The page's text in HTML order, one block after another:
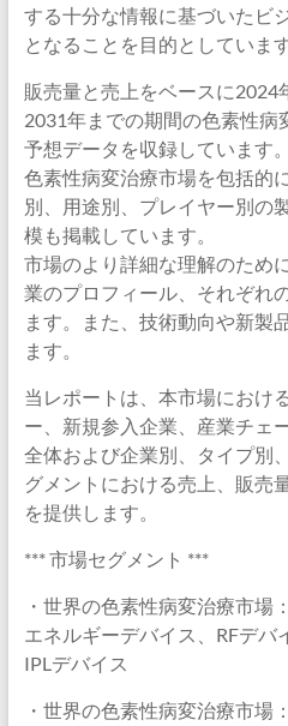
する十分な情報に基づいたビ
となることを目的としています
販売量と売上をベースに2024
2031年までの期間の色素性病
予想データを収録しています
色素性病変治療市場を包括的
別、用途別、プレイヤー別の
模も掲載しています。
市場のより詳細な理解のため
業のプロフィール、それぞれ
ます。また、技術動向や新製
ます。
当レポートは、本市場におけ
ー、新規参入企業、産業チェ
全体および企業別、タイプ別
グメントにおける売上、販売
を提供します。
*** 市場セグメント ***
・世界の色素性病変治療市場
エネルギーデバイス、RFデバ
IPLデバイス
・世界の色素性病変治療市場